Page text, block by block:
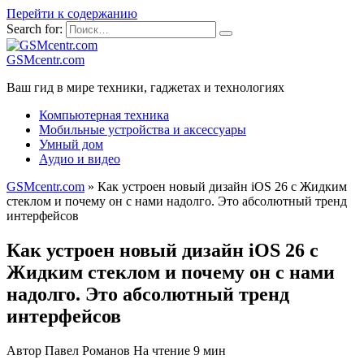
Перейти к содержанию
Search for:
GSMcentr.com
Ваш гид в мире техники, гаджетах и технологиях
Компьютерная техника
Мобильные устройства и аксессуары
Умный дом
Аудио и видео
GSMcentr.com » Как устроен новый дизайн iOS 26 с Жидким
стеклом и почему он c нами надолго. Это абсолютный тренд
интерфейсов
Как устроен новый дизайн iOS 26 с
Жидким стеклом и почему он c нами
надолго. Это абсолютный тренд
интерфейсов
Автор Павел Романов На чтение 9 мин